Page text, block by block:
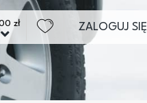
zł ZALOGUJ SIĘ